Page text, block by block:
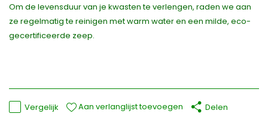
Om de levensduur van je kwasten te verlengen, raden we aan
ze regelmatig te reinigen met warm water en een milde, eco-
gecertificeerde zeep.
Vergelijk Aan verlanglijst toevoegen Delen